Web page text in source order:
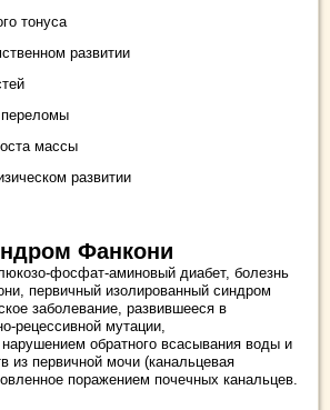
тонуса
развитии
переломы
массы
развитии
Фанкони
фосфат-аминовый диабет, болезнь
первичный изолированный синдром
заболевание, развившееся в
рецессивной мутации,
обратного всасывания воды и
из первичной мочи (канальцевая
поражением почечных канальцев.